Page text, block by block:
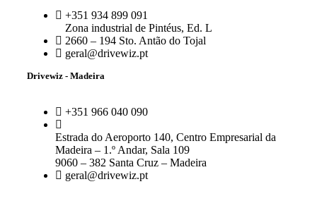
+351 934 899 091
Zona industrial de Pintéus, Ed. L
2660 – 194 Sto. Antão do Tojal
geral@drivewiz.pt
Drivewiz - Madeira
+351 966 040 090
Estrada do Aeroporto 140, Centro Empresarial da
Madeira – 1.º Andar, Sala 109
9060 – 382 Santa Cruz – Madeira
geral@drivewiz.pt